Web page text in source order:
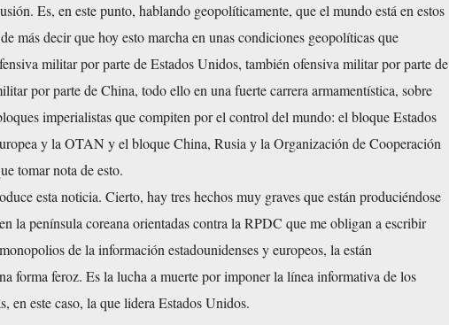
Es, en este punto, hablando geopolíticamente, que el mundo está en estos
más decir que hoy esto marcha en unas condiciones geopolíticas que
militar por parte de Estados Unidos, también ofensiva militar por parte de
por parte de China, todo ello en una fuerte carrera armamentística, sobre
imperialistas que compiten por el control del mundo: el bloque Estados
y la OTAN y el bloque China, Rusia y la Organización de Cooperación
tomar nota de esto.
esta noticia. Cierto, hay tres hechos muy graves que están produciéndose
la península coreana orientadas contra la RPDC que me obligan a escribir
de la información estadounidenses y europeos, la están
forma feroz. Es la lucha a muerte por imponer la línea informativa de los
en este caso, la que lidera Estados Unidos.